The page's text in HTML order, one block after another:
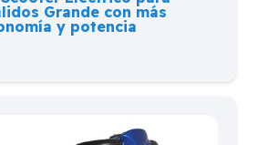
Grande con más
y potencia